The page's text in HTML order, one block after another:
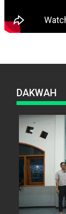
DAKWAH